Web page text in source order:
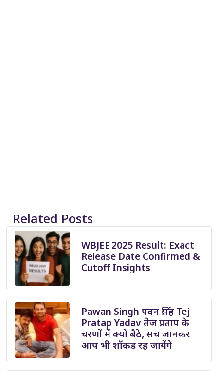
Related Posts
WBJEE 2025 Result: Exact
Release Date Confirmed &
Cutoff Insights
Pawan Singh पवन सिंह Tej
Pratap Yadav तेज प्रताप के
चरणों में क्यों बैठे, सच जानकर
आप भी शॉकड रह जायेंगे